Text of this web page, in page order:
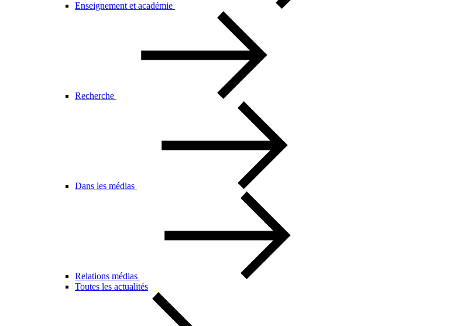
Enseignement et académie
Recherche
Dans les médias
Relations médias
Toutes les actualités